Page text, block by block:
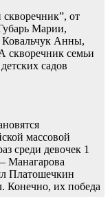
от
Марии,
Анны,
скворечник семьи
садов
массовой
среди девочек 1
Манагарова
Платошечкин
Конечно, их победа